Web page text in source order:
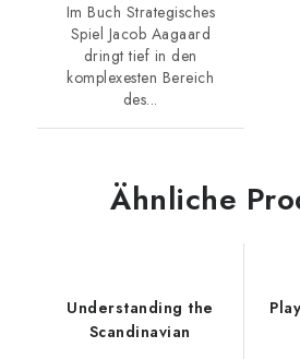
Im Buch Strategisches
Spiel Jacob Aagaard
dringt tief in den
komplexesten Bereich
des...
Ähnliche
Understanding the
Scandinavian